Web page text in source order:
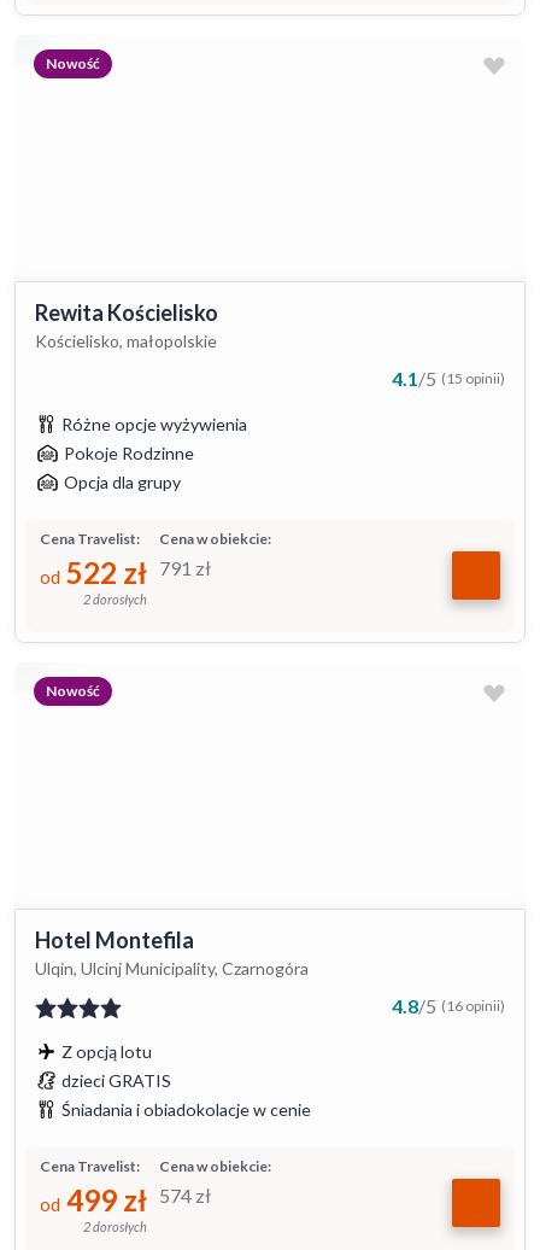
Nowość
Rewita Kościelisko
Kościelisko, małopolskie
4.1/5 (15 opinii)
Różne opcje wyżywienia
Pokoje Rodzinne
Opcja dla grupy
Cena w obiekcie:
791 zł
Cena Travelist:
od 522 zł
2 dorosłych
Nowość
Hotel Montefila
Ulqin, Ulcinj Municipality, Czarnogóra
4.8/5 (16 opinii)
Z opcją lotu
dzieci GRATIS
Śniadania i obiadokolacje w cenie
Cena w obiekcie:
574 zł
Cena Travelist:
od 499 zł
2 dorosłych